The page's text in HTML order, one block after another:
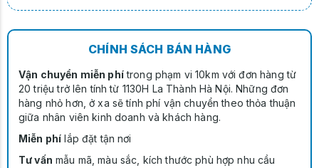
CHÍNH SÁCH BÁN HÀNG
Vận chuyển miễn phítrong phạm vi 10km với đơn hàng từ
20 triệu trở lên tính từ 1130H La Thành Hà Nội. Những đơn
hàng nhỏ hơn, ở xa sẽ tính phí vận chuyển theo thỏa thuận
giữa nhân viên kinh doanh và khách hàng.
Miễn phí lắp đặt tận nơi
Tư vấn mẫu mã, màu sắc, kích thước phù hợp nhu cầu